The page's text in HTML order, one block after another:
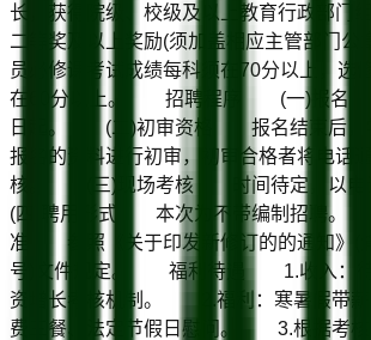
长，获得院级、校级及以上教育行政部门
二等奖及以上奖励(须加盖相应主管部门
员必修课考试成绩每科须在70分以上，选
在60分以上。 招聘程序 (一)报名
日起。 (二)初审资格 报名结束后，学
报名的资料进行初审，初审合格者将电话
核。 (三)现场考核 时间待定，以
(四)聘用形式 本次为不带编制招聘。
准 参照《关于印发新修订的的通知》(渝
号)文件规定。 福利待遇 1.收入：待
资增长考核机制。 2.福利：寒暑假带薪
费三餐、法定节假日慰问。 3.根据考核